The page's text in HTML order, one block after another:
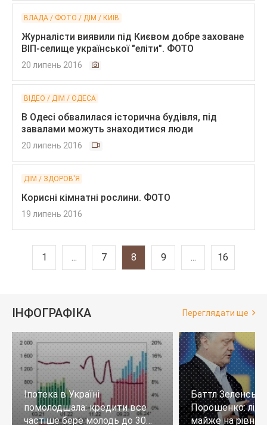
ВЛАДА / ФОТО / ДІМ / КИЇВ
Журналісти виявили під Києвом добре заховане
ВІП-селище української "еліти". ФОТО
20 липень 2016
ВІДЕО / ДІМ / ОДЕСА
В Одесі обвалилася історична будівля, під
завалами можуть знаходитися люди
20 липень 2016
ДІМ / ЗДОРОВ'Я
Корисні кімнатні рослини. ФОТО
19 липень 2016
1 ... 7 8 9 ... 16
ІНФОГРАФІКА Переглядати ще
Іпотека в Україні
помолодшала: кредити все
частіше бере молодь до 30
Баттл
Порошенко:
майже на